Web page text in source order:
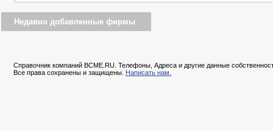
Недавно добавленные фирмы
Справочник компаний BCME.RU. Телефоны, Адреса и другие данные
Все права сохранены и защищены. Написать нам.